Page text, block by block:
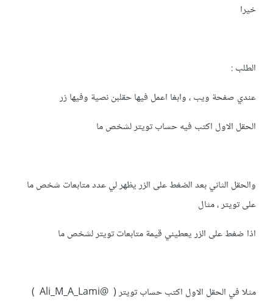
خيرا
الطلب :
عندي صفحة ويب ، وابغا اعمل فيها حقلبن نصية وفيها زر
الحقل الاول اكتب فيه حساب تويتر لشخص ما
والحقل الثاني بعد الضغط على الزر يظهر لي عدد متابعات شخص ما
على تويتر ، مثال
اذا ضغط على الزر يعطيني قيمة متابعات تويتر لشخص ما
مثلا في الحقل الاول اكتب حساب تويتر ( @Ali_M_A_Lami )